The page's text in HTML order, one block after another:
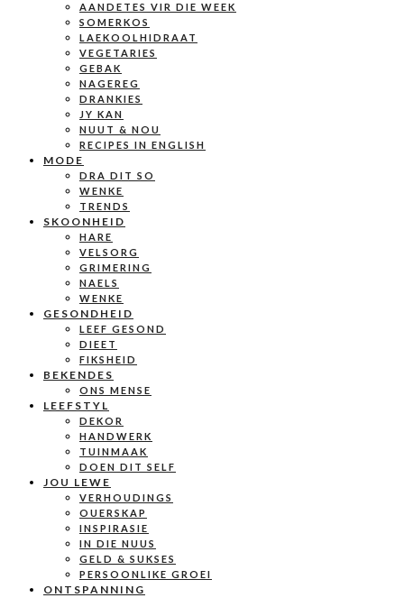
AANDETES VIR DIE WEEK
SOMERKOS
LAEKOOLHIDRAAT
VEGETARIES
GEBAK
NAGEREG
DRANKIES
JY KAN
NUUT & NOU
RECIPES IN ENGLISH
MODE
DRA DIT SO
WENKE
TRENDS
SKOONHEID
HARE
VELSORG
GRIMERING
NAELS
WENKE
GESONDHEID
LEEF GESOND
DIEET
FIKSHEID
BEKENDES
ONS MENSE
LEEFSTYL
DEKOR
HANDWERK
TUINMAAK
DOEN DIT SELF
JOU LEWE
VERHOUDINGS
OUERSKAP
INSPIRASIE
IN DIE NUUS
GELD & SUKSES
PERSOONLIKE GROEI
ONTSPANNING